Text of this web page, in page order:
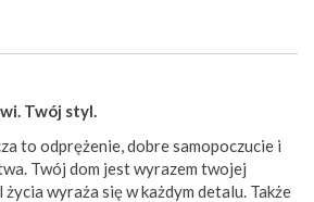
Twój styl.
to odprężenie, dobre samopoczucie i
Twój dom jest wyrazem twojej
wyraża się w każdym detalu. Także